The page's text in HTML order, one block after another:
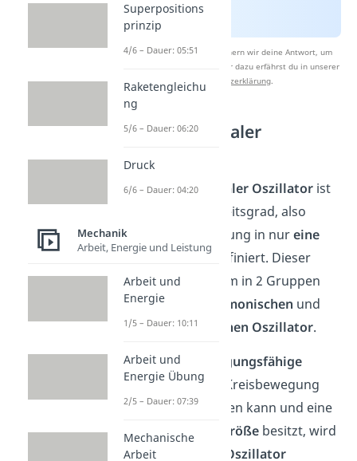
Nach Beantwortung speichern wir deine Antwort, um
Studyflix zu verbessern. Mehr dazu erfährst du in unserer
Datenschutzerklärung.
Eindimensionaler
Eineindimensionaler Oszillatorist
durch einen Freiheitsgrad, also
durch eine Bewegung in nureine
Raumrichtung, definiert. Dieser
lässt sich wiederum in 2 Gruppen
aufteilen, den
harmonischen und
den anharmonischen Oszillator.
Wenn das schwingungsfähige
Systemmit einer Kreisbewegung
beschrieben werden kann und eine
lineare Rückstellgrößebesitzt, wird
esharmonischer Oszillator
Superpositions
prinzip
4/6 – Dauer: 05:51
Raketengleichu
ng
5/6 – Dauer: 06:20
Druck
6/6 – Dauer: 04:20
Mechanik
Arbeit, Energie und Leistung
Arbeit und
Energie
1/5 – Dauer: 10:11
Arbeit und
Energie Übung
2/5 – Dauer: 07:39
Mechanische
Arbeit